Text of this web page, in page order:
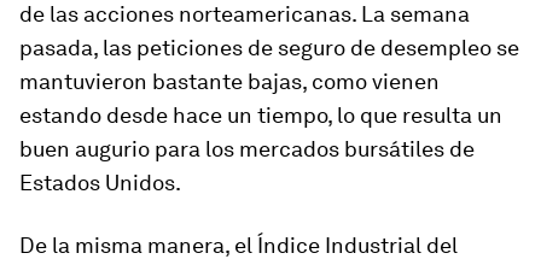
de las acciones norteamericanas. La semana
pasada, las peticiones de seguro de desempleo se
mantuvieron bastante bajas, como vienen
estando desde hace un tiempo, lo que resulta un
buen augurio para los mercados bursátiles de
Estados Unidos.
De la misma manera, el Índice Industrial del